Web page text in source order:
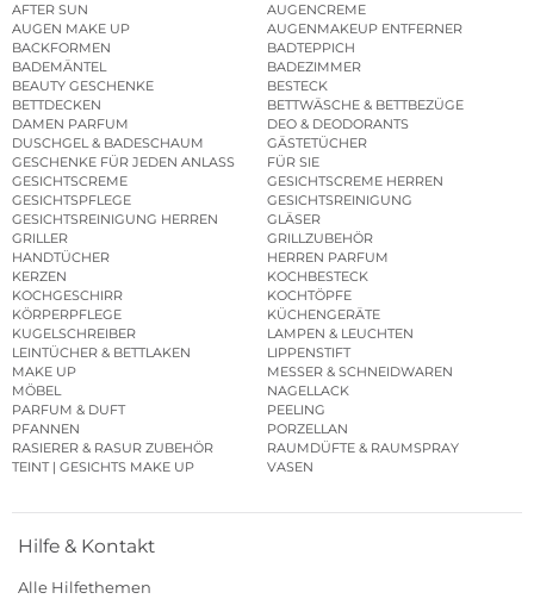
AFTER SUN
AUGENCREME
AUGEN MAKE UP
AUGENMAKEUP ENTFERNER
BACKFORMEN
BADTEPPICH
BADEMÄNTEL
BADEZIMMER
BEAUTY GESCHENKE
BESTECK
BETTDECKEN
BETTWÄSCHE & BETTBEZÜGE
DAMEN PARFUM
DEO & DEODORANTS
DUSCHGEL & BADESCHAUM
GÄSTETÜCHER
GESCHENKE FÜR JEDEN ANLASS
FÜR SIE
GESICHTSCREME
GESICHTSCREME HERREN
GESICHTSPFLEGE
GESICHTSREINIGUNG
GESICHTSREINIGUNG HERREN
GLÄSER
GRILLER
GRILLZUBEHÖR
HANDTÜCHER
HERREN PARFUM
KERZEN
KOCHBESTECK
KOCHGESCHIRR
KOCHTÖPFE
KÖRPERPFLEGE
KÜCHENGERÄTE
KUGELSCHREIBER
LAMPEN & LEUCHTEN
LEINTÜCHER & BETTLAKEN
LIPPENSTIFT
MAKE UP
MESSER & SCHNEIDWAREN
MÖBEL
NAGELLACK
PARFUM & DUFT
PEELING
PFANNEN
PORZELLAN
RASIERER & RASUR ZUBEHÖR
RAUMDÜFTE & RAUMSPRAY
TEINT | GESICHTS MAKE UP
VASEN
Hilfe & Kontakt
Alle Hilfethemen